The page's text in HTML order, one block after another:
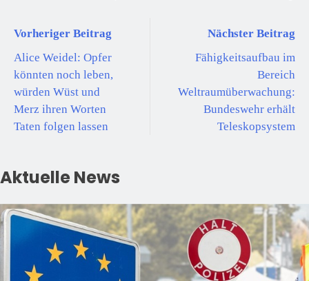
Vorheriger Beitrag
Alice Weidel: Opfer
könnten noch leben,
würden Wüst und
Merz ihren Worten
Taten folgen lassen
Nächster Beitrag
Fähigkeitsaufbau im
Bereich
Weltraumüberwachung:
Bundeswehr erhält
Teleskopsystem
Aktuelle News